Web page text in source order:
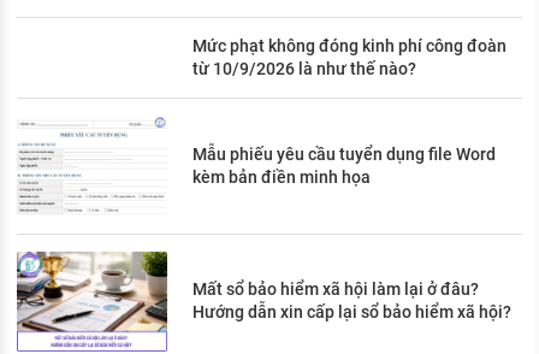
Mức phạt không đóng kinh phí công đoàn
từ 10/9/2026 là như thế nào?
Mẫu phiếu yêu cầu tuyển dụng file Word
kèm bản điền minh họa
Mất sổ bảo hiểm xã hội làm lại ở đâu?
Hướng dẫn xin cấp lại sổ bảo hiểm xã hội?